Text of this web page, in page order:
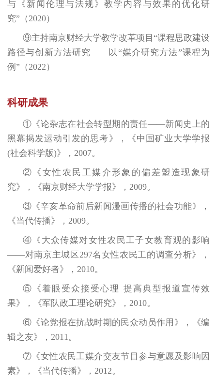
与《新闻伦理与法规》教学内容与效果的优化研
究”（2020）
⑨主持南京财经大学教学改革项目“课程思政建设
路径与创新方法研究——以“媒介研究方法”课程为
例”（2022）
科研成果
①《论杂志在社会转型期的责任——新闻史上的
黑幕揭发运动引发的思考》，《中国矿业大学学报
(社会科学版)》，2007。
②《女性农民工媒介形象的偏差塑造现象研
究》，《南京财经大学学报》，2009。
③《辛亥革命前后新闻漫画传播的社会功能》，
《当代传播》，2009。
④《大众传媒对女性农民工子女教育观的影响
——对南京主城区297名女性农民工的调查分析》，
《新闻爱好者》，2010。
⑤《着眼受众接受心理 提高典型报道宣传效
果》，《军队政工理论研究》，2010。
⑥《论党报在抗战时期的民众动员作用》，《编
辑之友》，2011。
⑦《女性农民工媒介交友节目参与意愿及影响因
素》，《当代传播》，2012。